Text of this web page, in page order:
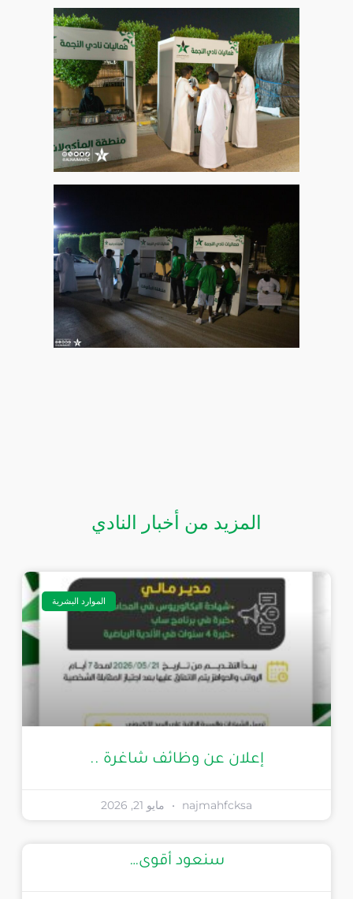
المزيد من أخبار النادي
الموارد البشرية
إعلان عن وظائف شاغرة ..
najmahfcksa مايو 21, 2026
سنعود أقوى…